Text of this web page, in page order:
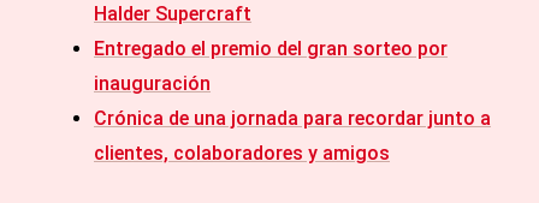
Halder Supercraft
Entregado el premio del gran sorteo por
inauguración
Crónica de una jornada para recordar junto a
clientes, colaboradores y amigos